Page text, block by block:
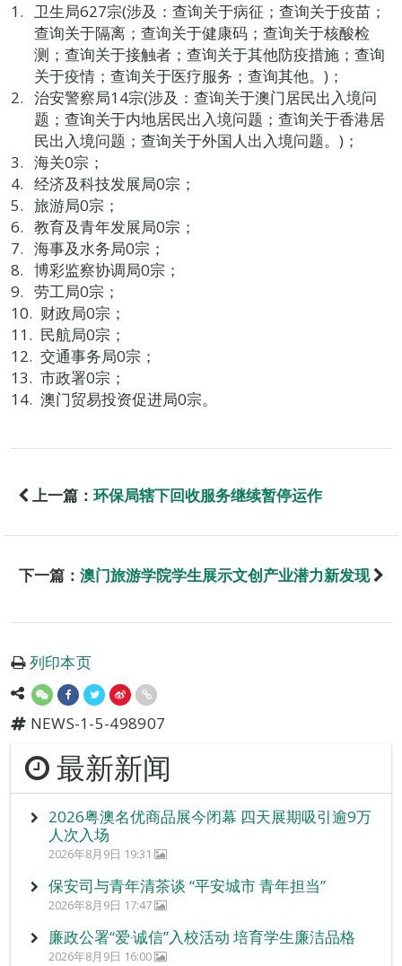
卫生局627宗(涉及：查询关于病征；查询关于疫苗；
查询关于隔离；查询关于健康码；查询关于核酸检
测；查询关于接触者；查询关于其他防疫措施；查询
关于疫情；查询关于医疗服务；查询其他。)；
治安警察局14宗(涉及：查询关于澳门居民出入境问
题；查询关于内地居民出入境问题；查询关于香港居
民出入境问题；查询关于外国人出入境问题。)；
海关0宗；
经济及科技发展局0宗；
旅游局0宗；
教育及青年发展局0宗；
海事及水务局0宗；
博彩监察协调局0宗；
劳工局0宗；
财政局0宗；
民航局0宗；
交通事务局0宗；
市政署0宗；
澳门贸易投资促进局0宗。
上一篇： 环保局辖下回收服务继续暂停运作
下一篇： 澳门旅游学院学生展示文创产业潜力新发现
列印本页
NEWS-1-5-498907
最新新闻
2026粤澳名优商品展今闭幕 四天展期吸引逾9万
人次入场
2026年8月9日 19:31
保安司与青年清茶谈 “平安城市 青年担当”
2026年8月9日 17:47
廉政公署“爱‧诚信”入校活动 培育学生廉洁品格
2026年8月9日 16:00